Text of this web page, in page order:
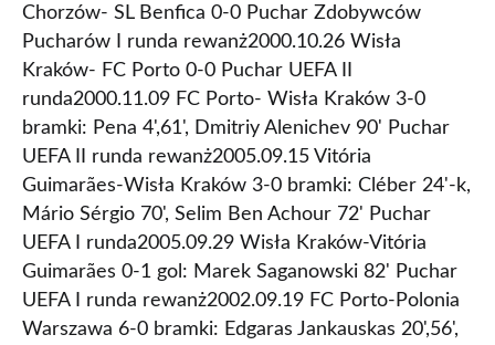
Chorzów- SL Benfica 0-0 Puchar Zdobywców
Pucharów I runda rewanż2000.10.26 Wisła
Kraków- FC Porto 0-0 Puchar UEFA II
runda2000.11.09 FC Porto- Wisła Kraków 3-0
bramki: Pena 4',61', Dmitriy Alenichev 90' Puchar
UEFA II runda rewanż2005.09.15 Vitória
Guimarães-Wisła Kraków 3-0 bramki: Cléber 24'-k,
Mário Sérgio 70', Selim Ben Achour 72' Puchar
UEFA I runda2005.09.29 Wisła Kraków-Vitória
Guimarães 0-1 gol: Marek Saganowski 82' Puchar
UEFA I runda rewanż2002.09.19 FC Porto-Polonia
Warszawa 6-0 bramki: Edgaras Jankauskas 20',56',